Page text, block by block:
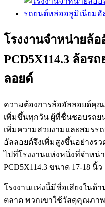
โรงงานจำหน่ายล้อ
PCD5X114.3 ล้อร
ลอยด์
ความต้องการล้ออัลลอยด์คุ
เพิ่มขึ้นทุกวัน ผู้ที่ชื่นชอบรถย
เพิ่มความสวยงามและสมรร
อัลลอยด์จึงเพิ่มสูงขึ้นอย่างรว
ไปที่โรงงานแห่งหนึ่งที่จำหน่
PCD5X114.3 ขนาด 17-18 นิ้ว
โรงงานแห่งนี้มีชื่อเสียงในด้
ตลาด พวกเขาใช้วัสดุคุณภา